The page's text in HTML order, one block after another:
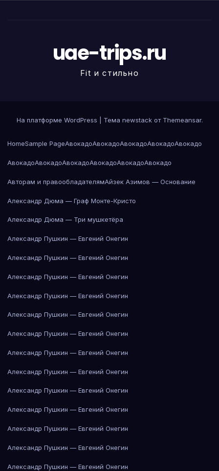
uae-trips.ru
Fit и стильно
На платформе WordPress Тема newstack от Themeansar.
HomeSample PageАвокадоАвокадоАвокадоАвокадоАвокадо
АвокадоАвокадоАвокадоАвокадоАвокадоАвокадо
Авторам и правообладателямАйзек Азимов — Основание
Александр Дюма — Граф Монте-Кристо
Александр Дюма — Три мушкетёра
Александр Пушкин — Евгений Онегин
Александр Пушкин — Евгений Онегин
Александр Пушкин — Евгений Онегин
Александр Пушкин — Евгений Онегин
Александр Пушкин — Евгений Онегин
Александр Пушкин — Евгений Онегин
Александр Пушкин — Евгений Онегин
Александр Пушкин — Евгений Онегин
Александр Пушкин — Евгений Онегин
Александр Пушкин — Евгений Онегин
Александр Пушкин — Евгений Онегин
Александр Пушкин — Евгений Онегин
Александр Пушкин — Евгений Онегин